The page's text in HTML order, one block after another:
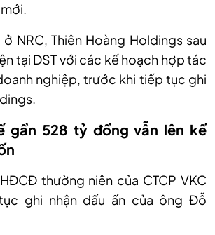
NRC, Thiên Hoàng Holdings sau
tại DST với các kế hoạch hợp tác
nghiệp, trước khi tiếp tục ghi
gần 528 tỷ đồng vẫn lên kế
thường niên của CTCP VKC
ghi nhận dấu ấn của ông Đỗ